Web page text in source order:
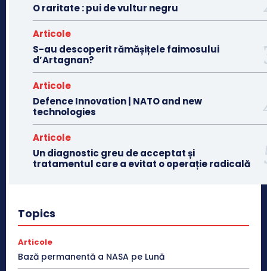
O raritate : pui de vultur negru
Articole
S-au descoperit rămășițele faimosului
d’Artagnan?
Articole
Defence Innovation | NATO and new
technologies
Articole
Un diagnostic greu de acceptat și
tratamentul care a evitat o operație radicală
Topics
Articole
Bază permanentă a NASA pe Lună